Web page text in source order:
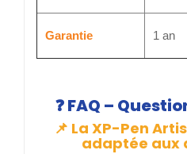
Garantie 1 an
❓FAQ –
📌 La XP-Pen
adaptée aux